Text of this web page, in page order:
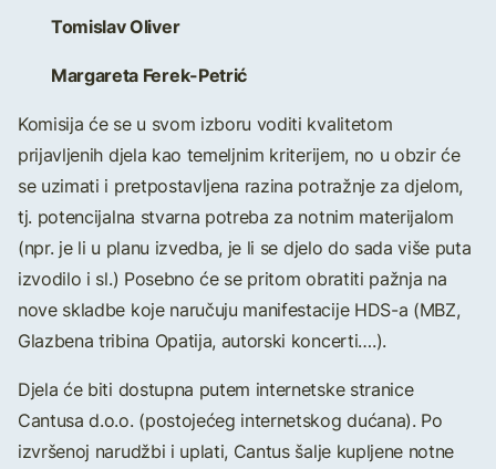
Tomislav Oliver
Margareta Ferek-Petrić
Komisija će se u svom izboru voditi kvalitetom
prijavljenih djela kao temeljnim kriterijem, no u obzir će
se uzimati i pretpostavljena razina potražnje za djelom,
tj. potencijalna stvarna potreba za notnim materijalom
(npr. je li u planu izvedba, je li se djelo do sada više puta
izvodilo i sl.) Posebno će se pritom obratiti pažnja na
nove skladbe koje naručuju manifestacije HDS-a (MBZ,
Glazbena tribina Opatija, autorski koncerti….).
Djela će biti dostupna putem internetske stranice
Cantusa d.o.o. (postojećeg internetskog dućana). Po
izvršenoj narudžbi i uplati, Cantus šalje kupljene notne